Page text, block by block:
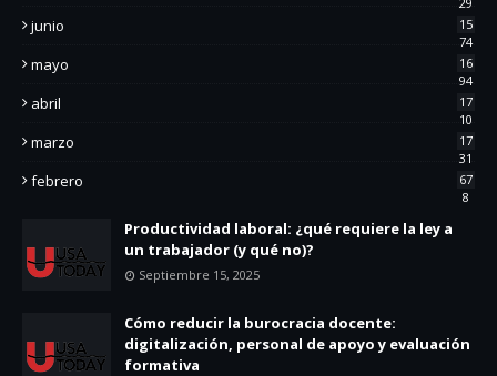
junio
15
74
mayo
16
94
abril
17
10
marzo
17
31
febrero
67
8
Productividad laboral: ¿qué requiere la ley a
un trabajador (y qué no)?
Septiembre 15, 2025
Cómo reducir la burocracia docente:
digitalización, personal de apoyo y evaluación
formativa